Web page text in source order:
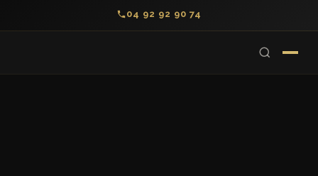
04 92 92 90 74